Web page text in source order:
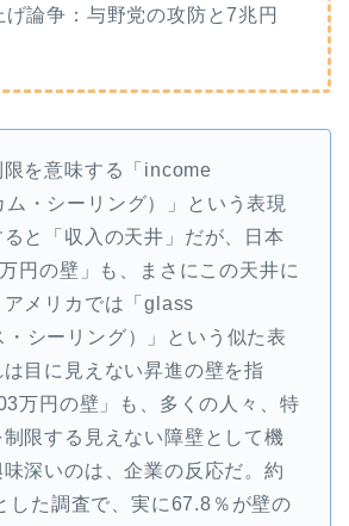
げ論争：与野党の攻防と7兆円
を意味する「income
・シーリング）」という表現
と「収入の天井」だが、日本
円の壁」も、まさにこの天井に
メリカでは「glass
シーリング）」という似た表
目に見えない昇進の壁を指
万円の壁」も、多くの人々、特
限する見えない障壁として機
深いのは、企業の反応だ。約
した調査で、実に67.8％が壁の